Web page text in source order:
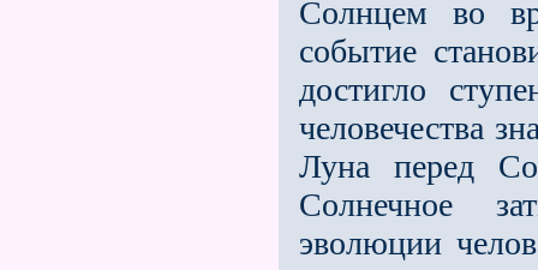
Солнцем во
событие
достигло
человечества
Луна перед
Солнечное
эволюции